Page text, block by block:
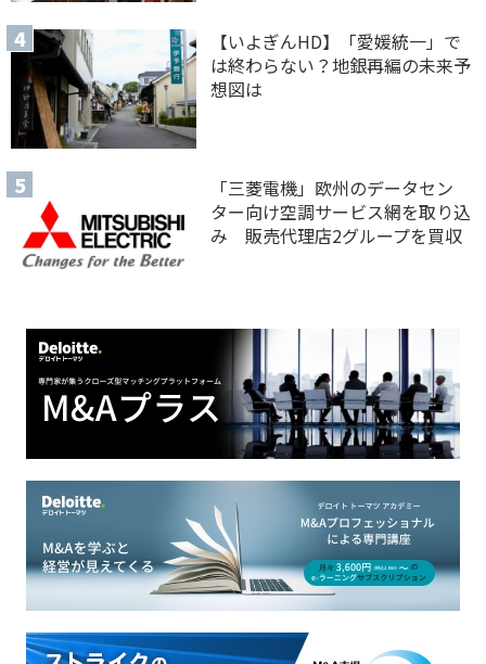
【いよぎんHD】「愛媛統一」で
は終わらない？地銀再編の未来予
想図は
「三菱電機」欧州のデータセン
ター向け空調サービス網を取り込
み 販売代理店2グループを買収